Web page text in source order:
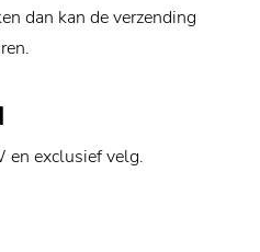
dan kan de verzending
en exclusief velg.